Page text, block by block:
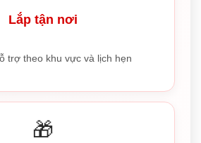
Lắp tận nơi
trợ theo khu vực và lịch hẹn
🎁